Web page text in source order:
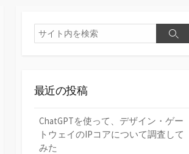
検
索
検
最近の投稿
ChatGPTを使って、デザイン・ゲー
トウェイのIPコアについて調査して
みた